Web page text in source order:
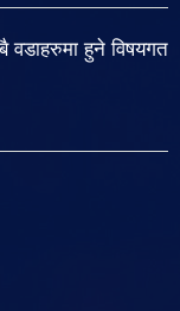
हुने विषयगत